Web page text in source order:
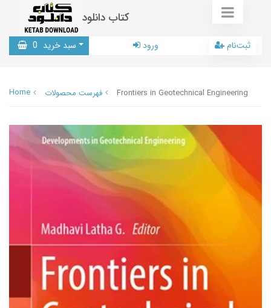
کتاب دانلود
سبد خرید 0 ورود ثبت‌نام
Home فهرست محصولات Frontiers in Geotechnical Engineering